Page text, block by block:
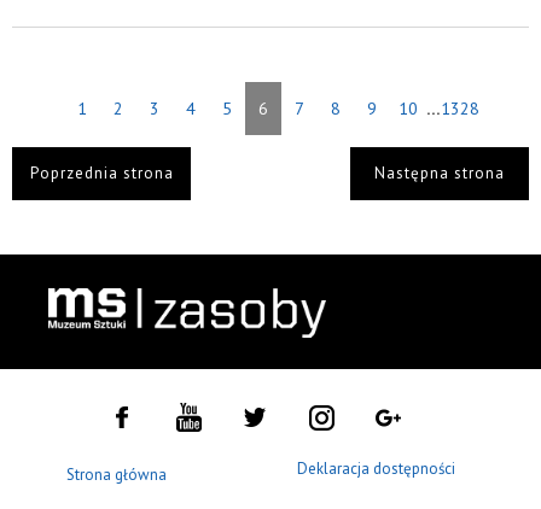
1 2 3 4 5 6 7 8 9 10 ...1328
Poprzednia strona Następna strona
Strona główna Deklaracja dostępności